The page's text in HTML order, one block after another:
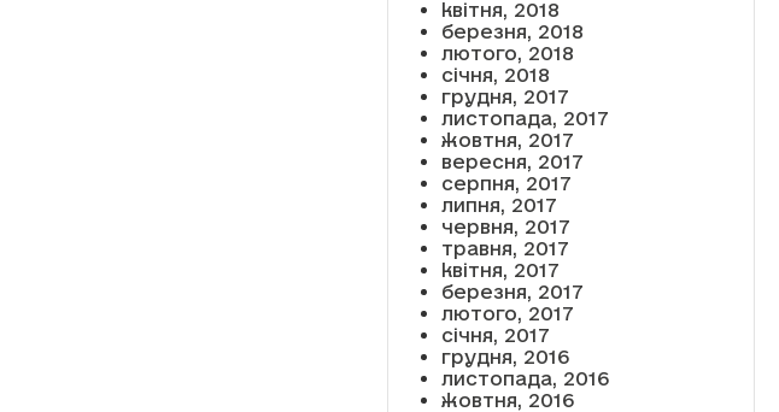
квітня, 2018
березня, 2018
лютого, 2018
січня, 2018
грудня, 2017
листопада, 2017
жовтня, 2017
вересня, 2017
серпня, 2017
липня, 2017
червня, 2017
травня, 2017
квітня, 2017
березня, 2017
лютого, 2017
січня, 2017
грудня, 2016
листопада, 2016
жовтня, 2016